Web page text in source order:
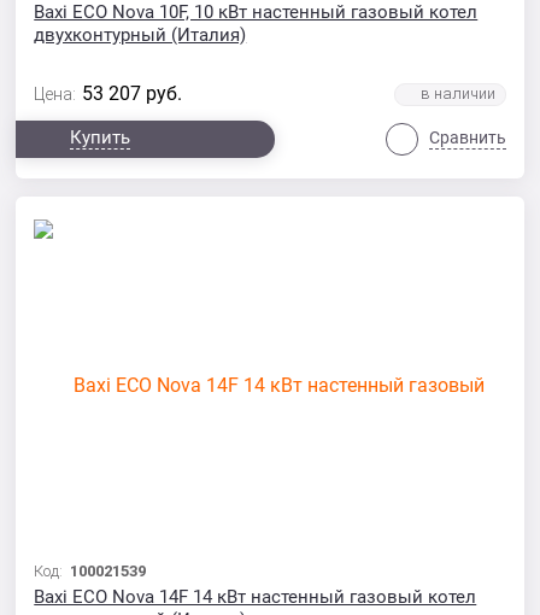
Baxi ECO Nova 10F, 10 кВт настенный газовый котел
двухконтурный (Италия)
Цена: 53 207 руб.
Купить Сравнить
Код: 100021539
Baxi ECO Nova 14F 14 кВт настенный газовый котел